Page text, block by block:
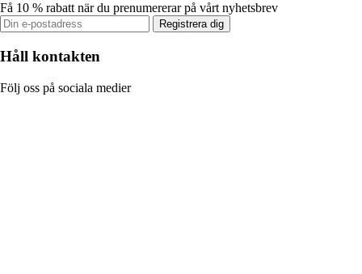
Få 10 % rabatt när du prenumererar på vårt nyhetsbrev
Registrera dig
Håll kontakten
Följ oss på sociala medier